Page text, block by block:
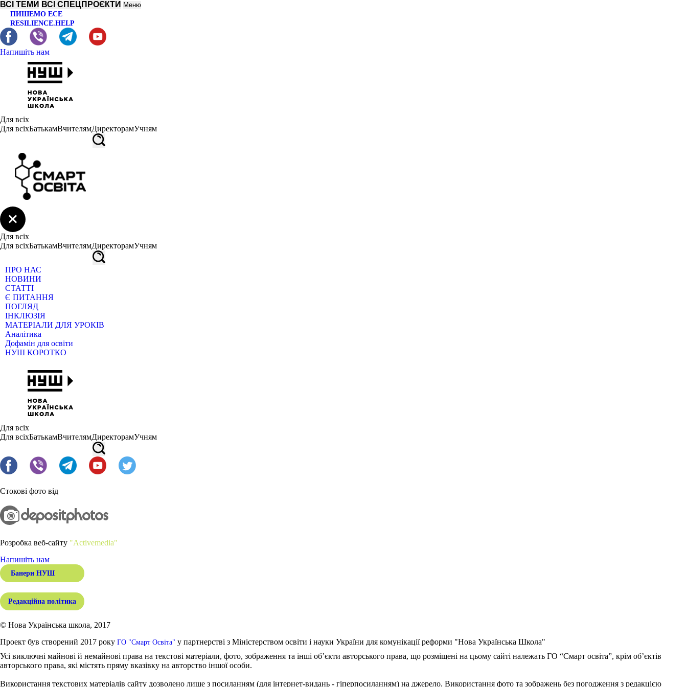
ВСІ ТЕМИ ВСІ СПЕЦПРОЄКТИ Меню
ПИШЕМО ЕСЕ
RESILIENCE.HELP
Напишіть нам
Для всіх
Для всіхБатькамВчителямДиректорамУчням
Для всіх
Для всіхБатькамВчителямДиректорамУчням
ПРО НАС
НОВИНИ
СТАТТІ
Є ПИТАННЯ
ПОГЛЯД
ІНКЛЮЗІЯ
МАТЕРІАЛИ ДЛЯ УРОКІВ
Аналітика
Дофамін для освіти
НУШ КОРОТКО
Для всіх
Для всіхБатькамВчителямДиректорамУчням
Стокові фото від
Розробка веб-сайту "Activemedia"
Напишіть нам
Банери НУШ
Редакційна політика
© Нова Українська школа, 2017
Проект був створений 2017 року ГО "Смарт Освіта" у партнерстві з Міністерством освіти і науки України для комунікації реформи "Нова Українська Школа"
Усі виключні майнові й немайнові права на текстові матеріали, фото, зображення та інші об’єкти авторського права, що розміщені на цьому сайті належать ГО “Смарт освіта”, крім об’єктів
авторського права, які містять пряму вказівку на авторство іншої особи.
Використання текстових матеріалів сайту дозволено лише з посиланням (для інтернет-видань - гіперпосиланням) на джерело. Використання фото та зображень без погодження з редакцією